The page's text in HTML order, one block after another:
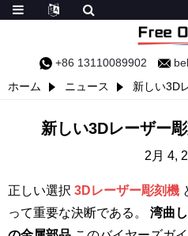
+86 13110089902
ホーム
ニュース 新しい3D
新しい3Dレーザー
2月 4,
正しい選択 3Dレーザー彫刻機
って重要な決断である。 湾曲